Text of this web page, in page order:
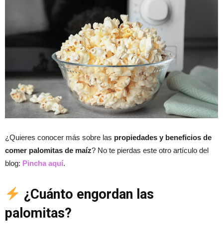
¿Quieres conocer más sobre las propiedades y beneficios de
comer palomitas de maíz? No te pierdas este otro artículo del
blog: Pincha aquí.
¿Cuánto engordan las
palomitas?